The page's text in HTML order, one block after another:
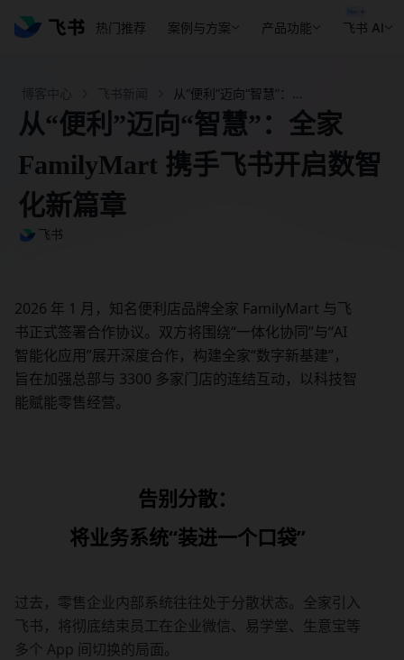
热门推荐 案例与方案 产品功能 飞书 AI
从“便利”迈向“智慧”：全家
FamilyMart 携手飞书开启数智
化新篇章
飞书
2026 年 1 月，知名便利店品牌全家 FamilyMart 与飞
书正式签署合作协议。双方将围绕“一体化协同”与“AI
智能化应用”展开深度合作，构建全家“数字新基建”，
旨在加强总部与 3300 多家门店的连结互动，以科技智
能赋能零售经营。
告别分散：
将业务系统“装进一个口袋”
过去，零售企业内部系统往往处于分散状态。全家引入
飞书，将彻底结束员工在企业微信、易学堂、生意宝等
多个 App 间切换的局面。